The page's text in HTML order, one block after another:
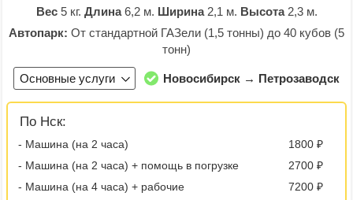
Вес5 кг. Длина6,2 м. Ширина2,1 м. Высота2,3 м.
Автопарк: От стандартной ГАЗели (1,5 тонны) до 40 кубов (5
тонн)
Основные услуги Новосибирск → Петрозаводск
По Нск:
- Машина (на 2 часа)
1800 ₽
- Машина (на 2 часа) + помощь в погрузке
2700 ₽
- Машина (на 4 часа) + рабочие
7200 ₽